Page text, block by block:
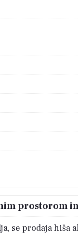
prostorom
se prodaja hiša